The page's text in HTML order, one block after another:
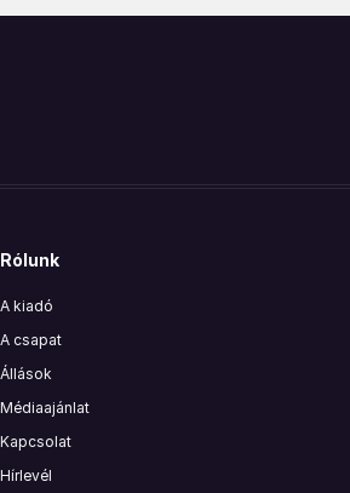
Rólunk
A kiadó
A csapat
Állások
Médiaajánlat
Kapcsolat
Hírlevél